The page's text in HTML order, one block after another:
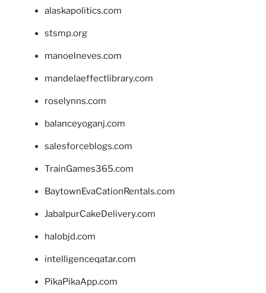
alaskapolitics.com
stsmp.org
manoelneves.com
mandelaeffectlibrary.com
roselynns.com
balanceyoganj.com
salesforceblogs.com
TrainGames365.com
BaytownEvaCationRentals.com
JabalpurCakeDelivery.com
halobjd.com
intelligenceqatar.com
PikaPikaApp.com